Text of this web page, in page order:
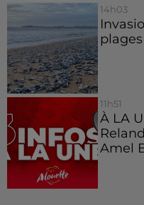
14h03
11h51
À LA
Amel